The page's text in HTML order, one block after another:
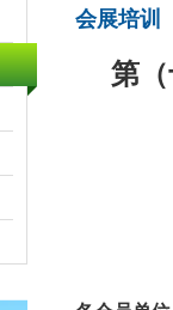
会展培训
第